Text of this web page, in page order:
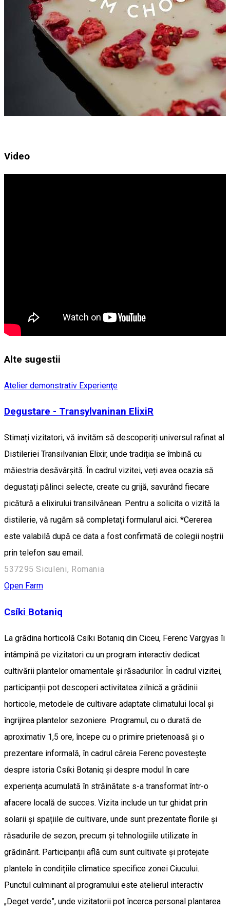
Video
Alte sugestii
Atelier demonstrativ Experienţe
Degustare - Transylvaninan ElixiR
Stimați vizitatori, vă invităm să descoperiți universul rafinat al
Distileriei Transilvanian Elixir, unde tradiția se îmbină cu
măiestria desăvârșită. În cadrul vizitei, veți avea ocazia să
degustați pălinci selecte, create cu grijă, savurând fiecare
picătură a elixirului transilvănean. Pentru a solicita o vizită la
distilerie, vă rugăm să completați formularul aici. *Cererea
este valabilă după ce data a fost confirmată de colegii noștrii
prin telefon sau email.
537295 Siculeni, Romania
Open Farm
Csíki Botaniq
La grădina horticolă Csíki Botaniq din Ciceu, Ferenc Vargyas îi
întâmpină pe vizitatori cu un program interactiv dedicat
cultivării plantelor ornamentale și răsadurilor. În cadrul vizitei,
participanții pot descoperi activitatea zilnică a grădinii
horticole, metodele de cultivare adaptate climatului local și
îngrijirea plantelor sezoniere. Programul, cu o durată de
aproximativ 1,5 ore, începe cu o primire prietenoasă și o
prezentare informală, în cadrul căreia Ferenc povestește
despre istoria Csíki Botaniq și despre modul în care
experiența acumulată în străinătate s-a transformat într-o
afacere locală de succes. Vizita include un tur ghidat prin
solarii și spațiile de cultivare, unde sunt prezentate florile și
răsadurile de sezon, precum și tehnologiile utilizate în
grădinărit. Participanții află cum sunt cultivate și protejate
plantele în condițiile climatice specifice zonei Ciucului.
Punctul culminant al programului este atelierul interactiv
„Deget verde”, unde vizitatorii pot încerca personal plantarea